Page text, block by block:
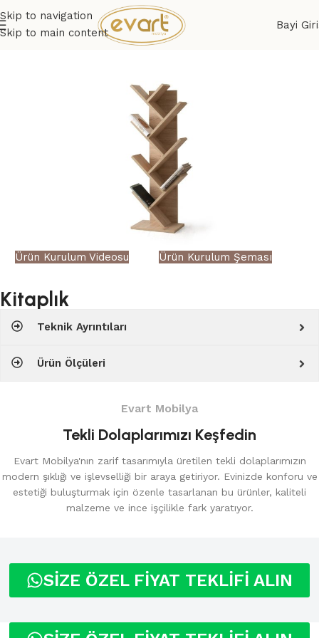
Skip to navigation
Skip to main content
Bayi
Ürün Kurulum Videosu Ürün Kurulum Şeması
Kitaplık
Teknik Ayrıntıları
Ürün Ölçüleri
Evart Mobilya
Tekli Dolaplarımızı Keşfedin
Evart Mobilya'nın zarif tasarımıyla üretilen tekli dolaplarımızın
modern şıklığı ve işlevselliği bir araya getiriyor. Evinizde konforu ve
estetiği buluşturmak için özenle tasarlanan bu ürünler, kaliteli
malzeme ve ince işçilikle fark yaratıyor.
SİZE ÖZEL FİYAT TEKLİFİ ALIN